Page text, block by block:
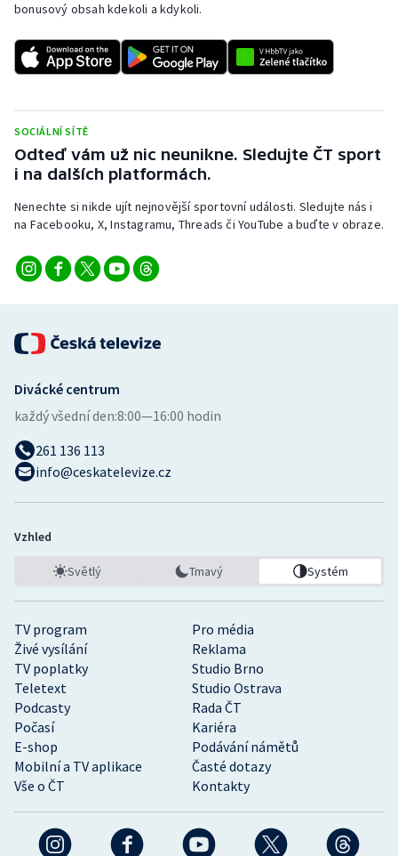
Stolní tenis
Triatlon
Veslování
Vodní slalom
Ostatní
bonusový obsah kdekoli a kdykoli.
SOCIÁLNÍ SÍTĚ
Odteď vám už nic neunikne. Sledujte ČT sport
i na dalších platformách.
Nenechte si nikde ujít nejnovější sportovní události. Sledujte nás i
na Facebooku, X, Instagramu, Threads či YouTube a buďte v obraze.
TV program
Pro média
Živé vysílání
Reklama
TV poplatky
Studio Brno
Teletext
Studio Ostrava
Podcasty
Rada ČT
Počasí
Kariéra
E-shop
Podávání námětů
Mobilní a TV aplikace
Časté dotazy
Vše o ČT
Kontakty
Divácké centrum
každý všední den:8:00—16:00 hodin
261 136 113
info@ceskatelevize.cz
Vzhled
Světlý Tmavý Systém